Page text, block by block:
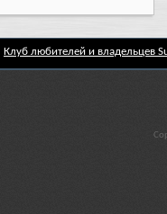
Клуб любителей и владельцев